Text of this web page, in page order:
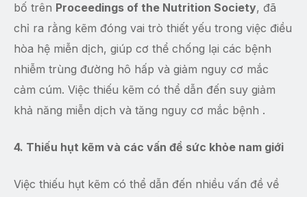
bố trên Proceedings of the Nutrition Society, đã
chỉ ra rằng kẽm đóng vai trò thiết yếu trong việc điều
hòa hệ miễn dịch, giúp cơ thể chống lại các bệnh
nhiễm trùng đường hô hấp và giảm nguy cơ mắc
cảm cúm. Việc thiếu kẽm có thể dẫn đến suy giảm
khả năng miễn dịch và tăng nguy cơ mắc bệnh .
4. Thiếu hụt kẽm và các vấn đề sức khỏe nam giới
Việc thiếu hụt kẽm có thể dẫn đến nhiều vấn đề về